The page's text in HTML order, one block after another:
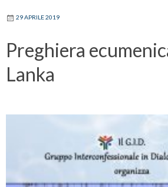
29 APRILE 2019
Preghiera
Lanka